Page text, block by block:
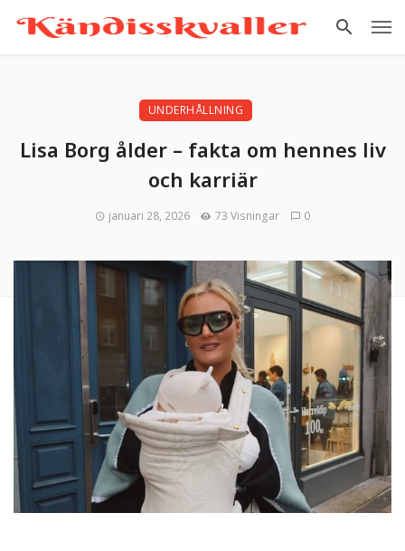
UNDERHÅLLNING
Lisa Borg ålder – fakta om hennes liv
och karriär
januari 28, 2026 73 Visningar 0